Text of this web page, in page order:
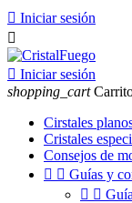
 Iniciar sesión

 Iniciar sesión
shopping_cart
Cirstales
Cristales
Consejos de
  Guías y
 